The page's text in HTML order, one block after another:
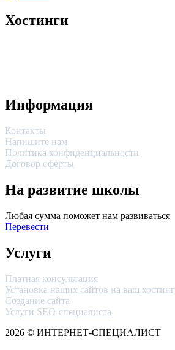
Хостинги
Информация
Контакты
Напишите нам
Политика конфиденциальности
Договор оферты
На развитие школы
Любая сумма поможет нам развиваться
Перевести
Услуги
Платная консультация
Установка наших сайтов на ваш хостинг
Создание сайта
Услуги SEO-специалиста
2026 © ИНТЕРНЕТ-СПЕЦИАЛИСТ